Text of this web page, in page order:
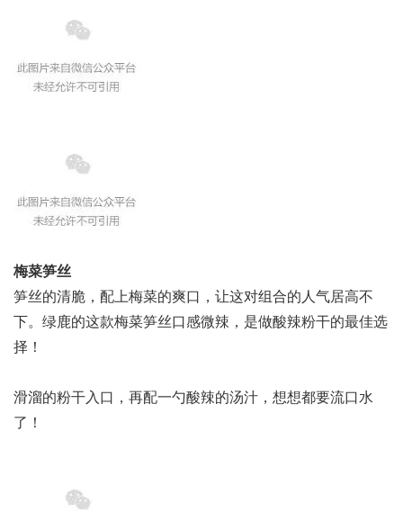
梅菜笋丝
笋丝的清脆，配上梅菜的爽口，让这对组合的人气居高不
下。绿鹿的这款梅菜笋丝口感微辣，是做酸辣粉干的最佳选
择！
滑溜的粉干入口，再配一勺酸辣的汤汁，想想都要流口水
了！